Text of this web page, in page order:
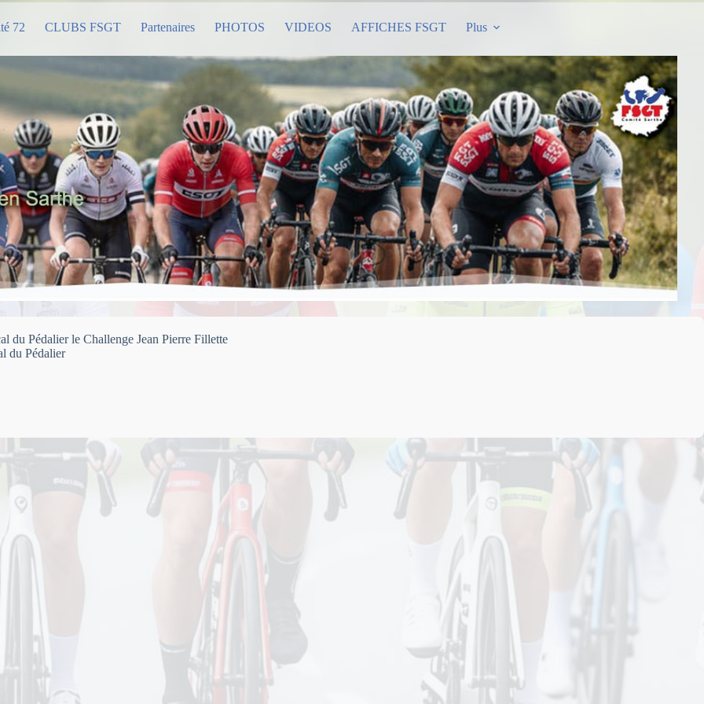
72 CLUBS FSGT Partenaires PHOTOS VIDEOS AFFICHES FSGT Plus
du Pédalier le Challenge Jean Pierre Fillette
du Pédalier